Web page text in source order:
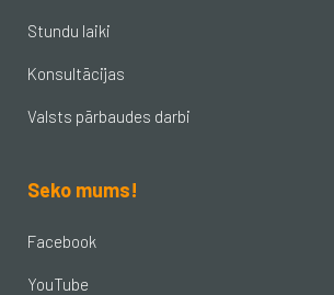
Stundu laiki
Konsultācijas
Valsts pārbaudes darbi
Seko mums!
Facebook
YouTube